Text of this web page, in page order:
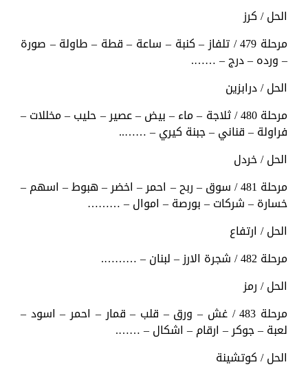
الحل / كرز
مرحلة 479 / تلفاز – كنبة – ساعة – قطة – طاولة – صورة
– ورده – درج – …….
الحل / درابزين
مرحلة 480 / ثلاجة – ماء – بيض – عصير – حليب – مخللات –
فراولة – قناني – جبنة كيري – ……..
الحل / خردل
مرحلة 481 / سوق – ربح – احمر – اخضر – هبوط – اسهم –
خسارة – شركات – بورصة – اموال – ………
الحل / ارتفاع
مرحلة 482 / شجرة الارز – لبنان – ……….
الحل / رمز
مرحلة 483 / غش – ورق – قلب – قمار – احمر – اسود –
لعبة – جوكر – ارقام – اشكال – …….
الحل / كوتشينة